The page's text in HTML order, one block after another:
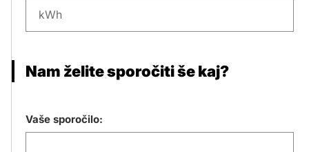
Nam želite sporočiti še kaj?
Vaše sporočilo: